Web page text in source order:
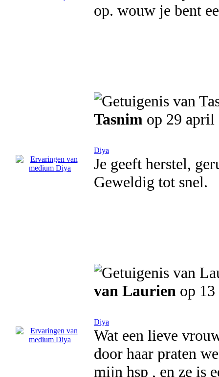
op. wouw je bent
Tasnim op 29 april
Diya
Je geeft herstel,
Geweldig tot snel.
van Laurien op
Diya
Wat een lieve
door haar praten
mijn hsp , en ze is